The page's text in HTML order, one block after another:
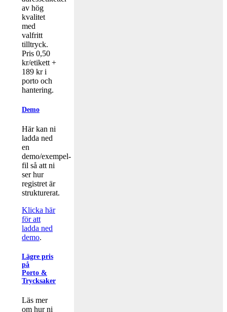
av hög
kvalitet
med
valfritt
tilltryck.
Pris 0,50
kr/etikett +
189 kr i
porto och
hantering.
Demo
Här kan ni
ladda ned
en
demo/exempel-
fil så att ni
ser hur
registret är
strukturerat.
Klicka här
för att
ladda ned
demo.
Lägre pris
på
Porto &
Trycksaker
Läs mer
om hur ni